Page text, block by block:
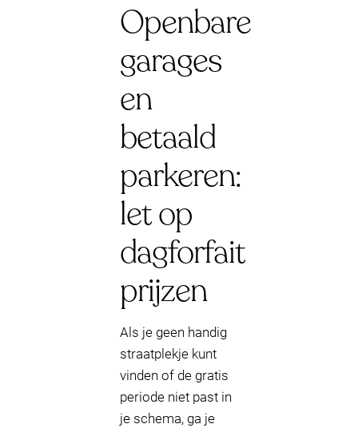
Openbare
garages
en
betaald
parkeren:
let op
dagforfait
prijzen
Als je geen handig
straatplekje kunt
vinden of de gratis
periode niet past in
je schema, ga je